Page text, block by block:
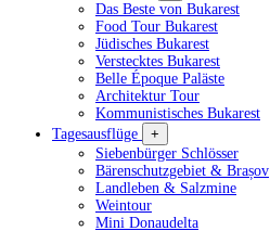
Das Beste von Bukarest
Food Tour Bukarest
Jüdisches Bukarest
Verstecktes Bukarest
Belle Époque Paläste
Architektur Tour
Kommunistisches Bukarest
Tagesausflüge
+
Siebenbürger Schlösser
Bärenschutzgebiet & Brașov
Landleben & Salzmine
Weintour
Mini Donaudelta